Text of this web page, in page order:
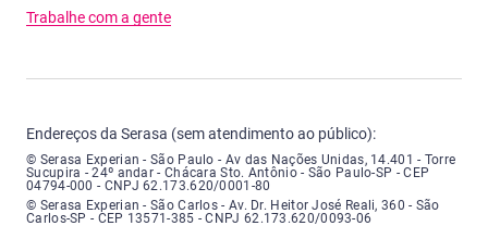
Trabalhe com a gente
Endereços da Serasa (sem atendimento ao público):
Serasa Experian - São Paulo - Endereço: Avenida das Nações Unidas,
© Serasa Experian - São Paulo - Av das Nações Unidas, 14.401 - Torre
Sucupira - 24º andar - Chácara Sto. Antônio - São Paulo-SP - CEP
04794-000 - CNPJ 62.173.620/0001-80
Serasa Experian - São Carlos - Endereço: Avenida Doutor Heitor José
© Serasa Experian - São Carlos - Av. Dr. Heitor José Reali, 360 - São
Carlos-SP - CEP 13571-385 - CNPJ 62.173.620/0093-06